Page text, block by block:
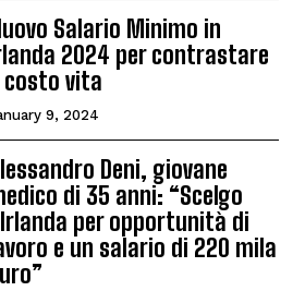
Salario Minimo in
2024 per contrastare
costo vita
9, 2024
Deni, giovane
di 35 anni: “Scelgo
per opportunità di
e un salario di 220 mila